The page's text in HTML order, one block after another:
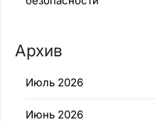
Архив
Июль 2026
Июнь 2026